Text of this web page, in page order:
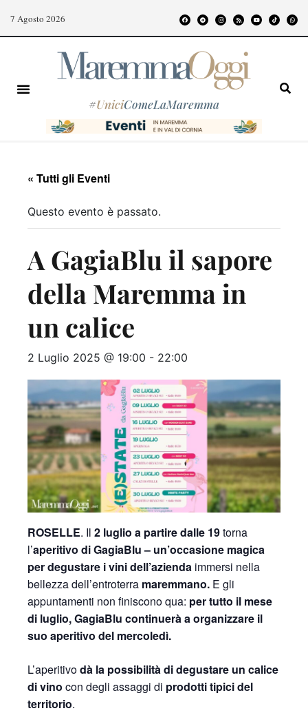
7 Agosto 2026
#UniciComeLaMaremma
« Tutti gli Eventi
Questo evento è passato.
A GagiaBlu il sapore
della Maremma in
un calice
2 Luglio 2025 @ 19:00 - 22:00
ROSELLE. Il 2 luglio a partire dalle 19torna
l’aperitivo di GagiaBlu – un’occasione magica
per degustare i vini dell’azienda immersi nella
bellezza dell’entroterra maremmano. E gli
appuntamenti non finiscono qua: per tutto il mese
di luglio, GagiaBlu continuerà a organizzare il
suo aperitivo del mercoledì.
L’aperitivodà la possibilità di degustare un calice
di vino con degli assaggi di prodotti tipici del
territorio.